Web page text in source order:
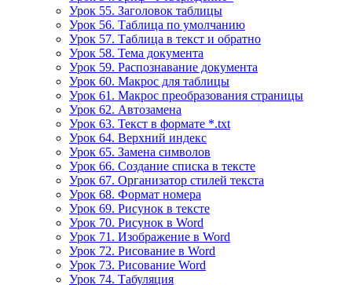
Урок 55. Заголовок таблицы
Урок 56. Таблица по умолчанию
Урок 57. Таблица в текст и обратно
Урок 58. Тема документа
Урок 59. Распознавание документа
Урок 60. Макрос для таблицы
Урок 61. Макрос преобразования страницы
Урок 62. Автозамена
Урок 63. Текст в формате *.txt
Урок 64. Верхний индекс
Урок 65. Замена символов
Урок 66. Создание списка в тексте
Урок 67. Организатор стилей текста
Урок 68. Формат номера
Урок 69. Рисунок в тексте
Урок 70. Рисунок в Word
Урок 71. Изображение в Word
Урок 72. Рисование в Word
Урок 73. Рисование Word
Урок 74. Табуляция